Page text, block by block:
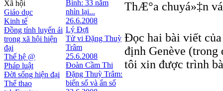
Xã hội
Giáo dục
Kinh tế
Đồng tính luyến ái
trong xã hội hiện
đại
Thế hệ @
Pháp luật
Đời sống hiện đại
Thể thao
Bình: 33 năm
nhìn lại...
26.6.2008
Lý Đợi
Tử vi Đặng Thuỳ
Trâm
25.6.2008
Đoàn Cầm Thi
Đặng Thuỳ Trâm:
biến số và ẩn số
ThÆ°a chuyá»‡n
Đọc hai bài viết
định Genève (trong
tôi xin được trình